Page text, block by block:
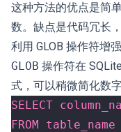
这种方法的优点是简
数。缺点是代码冗长
利用 GLOB 操作符增
GLOB 操作符在
式，可以稍微简化数
SELECT
FROM
table_name